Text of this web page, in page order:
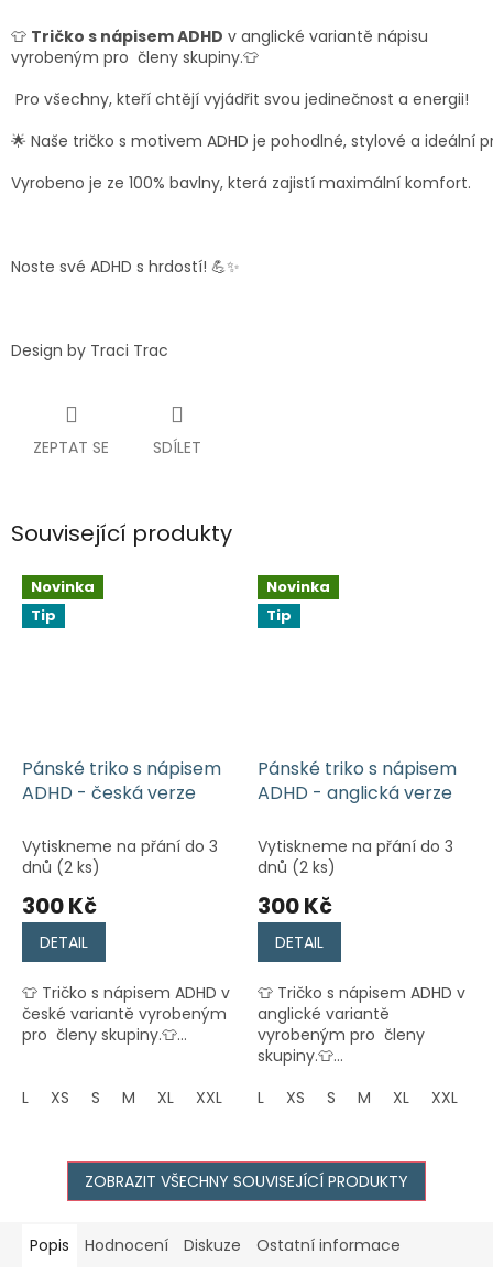
👕 Tričko s nápisemADHD v anglické variantě nápisu
vyrobeným pro členy skupiny.👕
Pro všechny, kteří chtějí vyjádřit svou jedinečnost a energii!
🌟 Naše tričko s motivem ADHD je pohodlné, stylové a ideální
Vyrobeno je ze 100% bavlny, která zajistí maximální komfort.
Noste své ADHD s hrdostí! 💪✨
Design by Traci Trac
ZEPTAT SE SDÍLET
Související produkty
Novinka
Tip
Pánské triko s nápisem
ADHD - česká verze
Vytiskneme na přání do 3
dnů (2 ks)
300 Kč
DETAIL
👕 Tričko s nápisem ADHD v
české variantě vyrobeným
pro členy skupiny.👕...
L XS S M XL XXL
Novinka
Tip
Pánské triko s nápisem
ADHD - anglická verze
Vytiskneme na přání do 3
dnů (2 ks)
300 Kč
DETAIL
👕 Tričko s nápisem ADHD v
anglické variantě
vyrobeným pro členy
skupiny.👕...
L
XS S M XL XXL
ZOBRAZIT VŠECHNY SOUVISEJÍCÍ PRODUKTY
Popis Hodnocení Diskuze Ostatní informace